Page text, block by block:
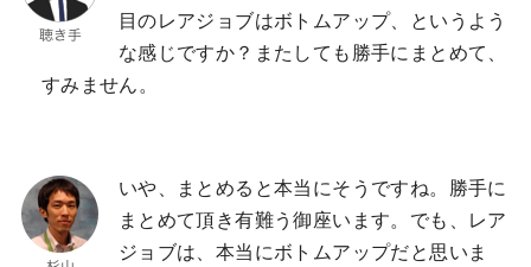
目のレアジョブはボトムアップ、というよう
な感じですか？またしても勝手にまとめて、
すみません。
いや、まとめると本当にそうですね。勝手に
まとめて頂き有難う御座います。でも、レア
ジョブは、本当にボトムアップだと思いま